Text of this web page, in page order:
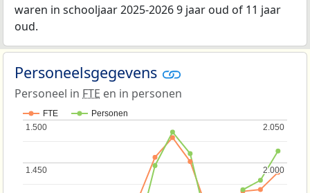
waren in schooljaar 2025-2026 9 jaar oud of 11 jaar
oud.
Personeelsgegevens
Personeel in FTE en in personen
FTE Personen
1.450
1.450
1.500
1.500
2.000
2.000
2.050
2.050